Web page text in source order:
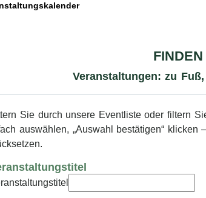
Veranstaltungen: zu
Sie durch unsere Eventliste oder filtern
auswählen, „Auswahl bestätigen“